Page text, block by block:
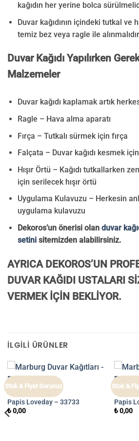
kağıdın her yerine bolca
Duvar kağıdının içindeki tutkal ve
temiz bez veya ragle ile
Duvar Kağıdı Yapılırken
Malzemeler
Duvar kağıdı kaplamak artık
Ragle – Hava alma aparatı
Fırça – Tutkalı sürmek için fırça
Falçata – Duvar kağıdı kesmek
Hışır Örtü – Kağıdı tutkallarken
için serilecek hışır örtü
Uygulama Kulavuzu – Herkesin
uygulama kulavuzu
Dekoros’un önerisi olan duvar
setinisitemizden alabilirsiniz.
AYRICA DEKOROS’UN
DUVAR KAĞIDI USTALARI
VERMEK İÇİN BEKLİYOR.
İLGILI ÜRÜNLER
Stok & Fiyat Sorunuz
PAPIS LOVEDAY
Papis Loveday – 33733
₺0,00
Stok &
PAPIS
Papis
₺0,00